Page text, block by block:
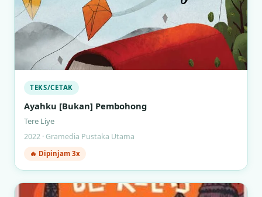
TEKS/CETAK
Ayahku [Bukan] Pembohong
Tere Liye
2022 · Gramedia Pustaka Utama
🔥 Dipinjam 3x